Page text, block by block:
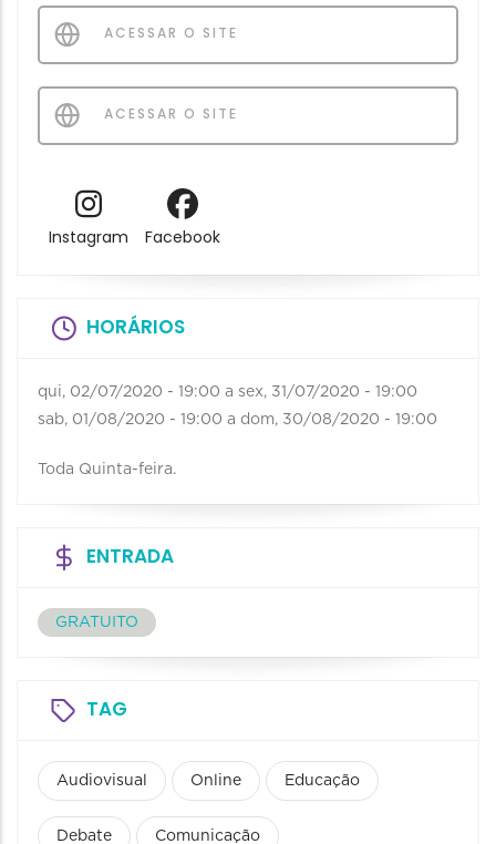
ACESSAR O SITE
ACESSAR O SITE
Instagram Facebook
HORÁRIOS
qui, 02/07/2020 - 19:00 a sex, 31/07/2020 - 19:00
sab, 01/08/2020 - 19:00 a dom, 30/08/2020 - 19:00
Toda Quinta-feira.
ENTRADA
GRATUITO
TAG
Audiovisual Online Educação
Debate Comunicação